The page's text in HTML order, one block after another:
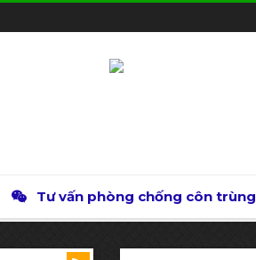
Tư vấn phòng chống côn trùng